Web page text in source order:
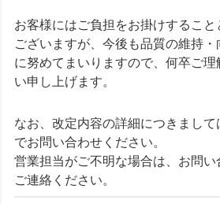
お客様にはご負担をお掛けするこ
ございますが、今後も品質の維持
に努めてまいりますので、何卒ご
い申し上げます。
なお、改定内容の詳細につきまして
でお問い合わせください。
営業担当がご不明な場合は、お問い
ご連絡ください。